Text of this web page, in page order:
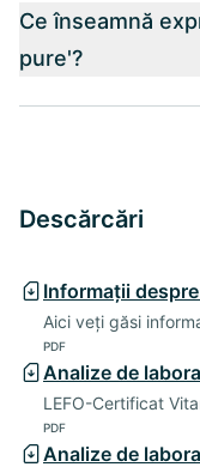
Ce înseamnă
pure'?
Descărcări
Informații
Aici veți găsi
PDF
Analize de
LEFO-Certificat
PDF
Analize de